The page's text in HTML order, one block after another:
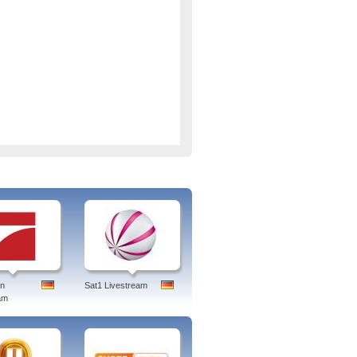
Stellung zu den
von Theater- oder
geschichtlichen Hintergründen im
Sat1 Livestream